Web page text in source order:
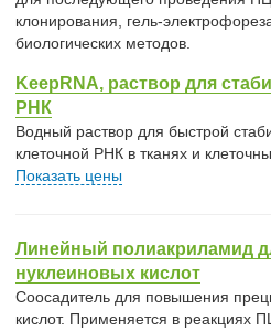
клонирования, гель-
биологических методов.
KeepRNA, раствор для
РНК
Водный раствор для быстрой
клеточной РНК в тканях и
Показать цены
Линейный полиакриламид
нуклеиновых кислот
Соосадитель для повышения
кислот. Применяется в реакциях